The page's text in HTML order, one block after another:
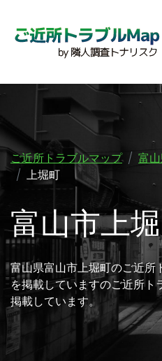
ご近所トラブルマップ 富
上堀町
富山市上
富山県富山市上堀町のご近所
を掲載していますのご近所
掲載しています。